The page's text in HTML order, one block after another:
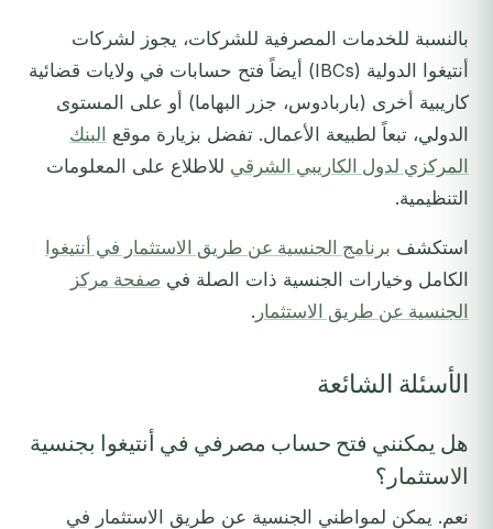
بالنسبة للخدمات المصرفية للشركات، يجوز لشركات
أنتيغوا الدولية (IBCs) أيضاً فتح حسابات في ولايات قضائية
كاريبية أخرى (باربادوس، جزر البهاما) أو على المستوى
الدولي، تبعاً لطبيعة الأعمال. تفضل بزيارة موقع البنك
المركزي لدول الكاريبي الشرقي للاطلاع على المعلومات
التنظيمية.
استكشف برنامج الجنسية عن طريق الاستثمار في أنتيغوا
الكامل وخيارات الجنسية ذات الصلة في صفحة مركز
الجنسية عن طريق الاستثمار .
الأسئلة الشائعة
هل يمكنني فتح حساب مصرفي في أنتيغوا بجنسية
الاستثمار؟
نعم. يمكن لمواطني الجنسية عن طريق الاستثمار في